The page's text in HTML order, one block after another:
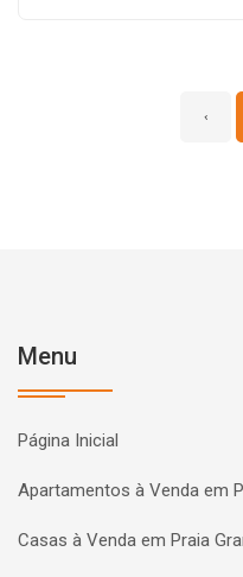
‹
Menu
Página Inicial
Apartamentos à Venda em
Casas à Venda em Praia